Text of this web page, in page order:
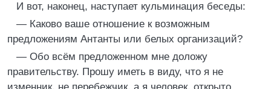
И вот, наконец, наступает кульминация беседы:
— Каково ваше отношение к возможным
предложениям Антанты или белых организаций?
— Обо всём предложенном мне доложу
правительству. Прошу иметь в виду, что я не